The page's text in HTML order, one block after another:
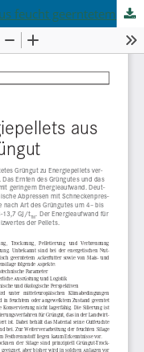
Herstellung von Energiepellets aus feucht geerntetem Grüngut